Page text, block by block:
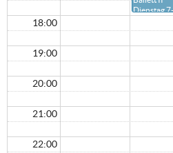
18:00
19:00
20:00
21:00
22:00
Dienstag